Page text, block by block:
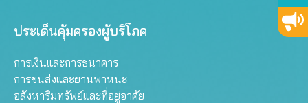
ประเด็นคุ้มครองผู้บริโภค
การเงินและการธนาคาร
การขนส่งและยานพาหนะ
อสังหาริมทรัพย์และที่อยู่อาศัย